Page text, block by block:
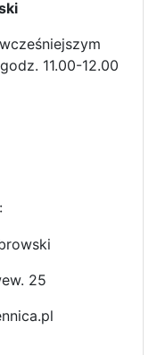
11.00-12.00
25